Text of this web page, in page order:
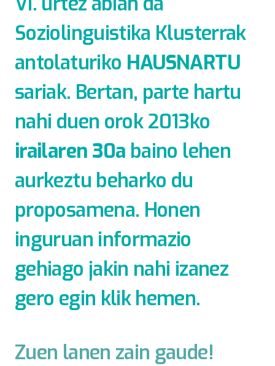
Soziolinguistika Klusterrak
antolaturiko HAUSNARTU
sariak. Bertan, parte hartu
nahi duen orok 2013ko
irailaren 30a baino lehen
aurkeztu beharko du
proposamena. Honen
inguruan informazio
gehiago jakin nahi izanez
gero egin klikhemen.
Zuen lanen zain gaude!